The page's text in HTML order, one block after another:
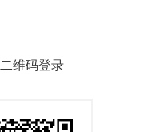
维码登录